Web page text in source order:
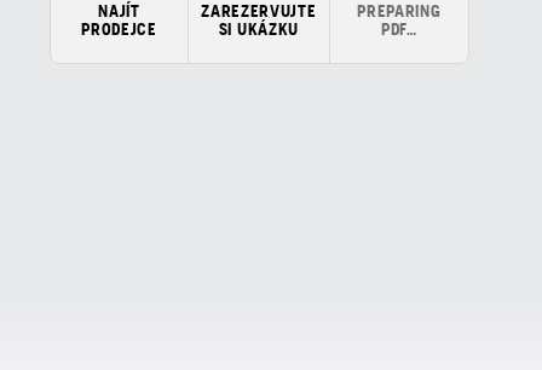
NAJÍT
PRODEJCE
ZAREZERVUJTE
SI UKÁZKU
PREPARING
PDF…